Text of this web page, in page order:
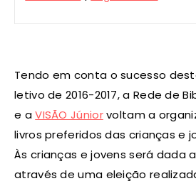
Tendo em conta o sucesso
letivo de 2016-2017, a Rede de
e aVISÃO Júniorvoltam a
livros preferidos das crianças e
Às crianças e jovens será dada
através de uma eleição